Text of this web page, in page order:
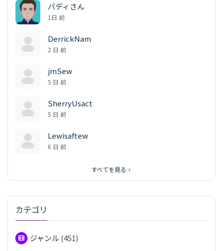
バディさん
1日 前
DerrickNam
2 日 前
jmSew
5 日 前
SherryUsact
5 日 前
Lewisaftew
6 日 前
すべてを見る
カテゴリ
ジャンル (451)